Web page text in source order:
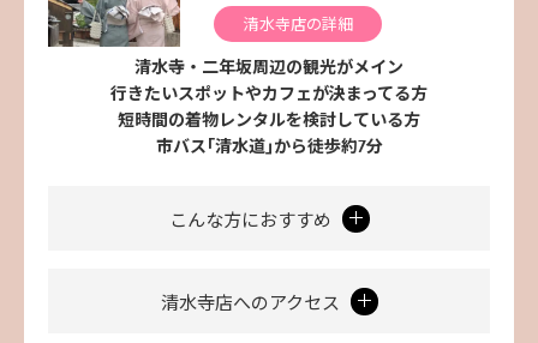
清水寺店の詳細
清水寺・二年坂周辺の観光がメイン
行きたいスポットやカフェが決まってる方
短時間の着物レンタルを検討している方
市バス｢清水道｣から徒歩約7分
こんな方におすすめ
清水寺店へのアクセス